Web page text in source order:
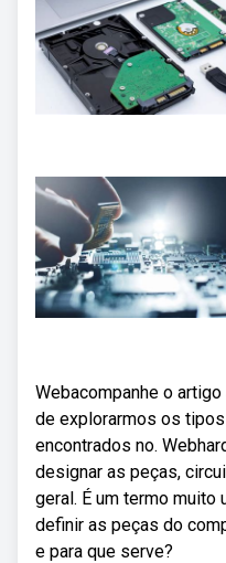
Webacompanhe o
de explorarmos os
encontrados no.
designar as peças,
geral. É um termo muito
definir as peças do
e para que serve?